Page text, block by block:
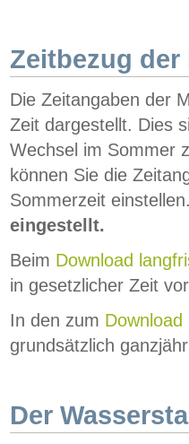
Zeitbezug der
Die Zeitangaben der
Zeit dargestellt. Dies
Wechsel im Sommer
können Sie die
Sommerzeit
eingestellt.
Beim Download
in gesetzlicher Zeit
In den zum Download
grundsätzlich
Der